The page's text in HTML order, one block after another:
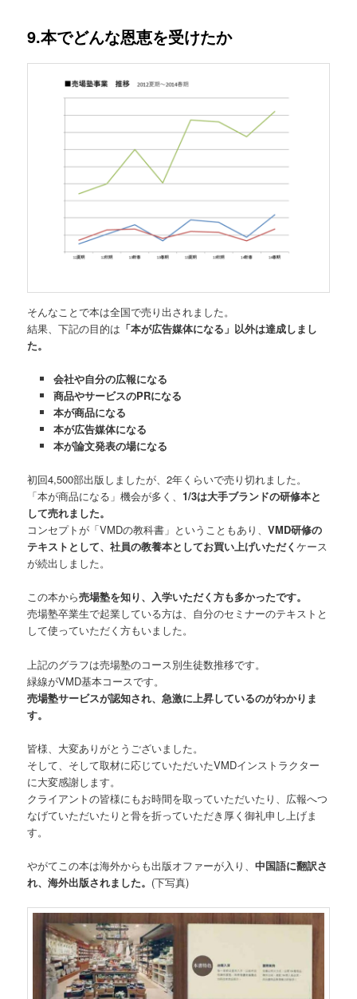
9.本でどんな恩恵を受けたか
そんなことで本は全国で売り出されました。
結果、下記の目的は 「本が広告媒体になる」以外は達成しまし
た。
会社や自分の広報になる
商品やサービスのPRになる
本が商品になる
本が広告媒体になる
本が論文発表の場になる
初回4,500部出版しましたが、2年くらいで売り切れました。
「本が商品になる」機会が多く、1/3は大手ブランドの研修本と
して売れました。
コンセプトが「VMDの教科書」ということもあり、VMD研修の
テキストとして、社員の教養本としてお買い上げいただくケース
が続出しました。
この本から売場塾を知り、入学いただく方も多かったです。
売場塾卒業生で起業している方は、自分のセミナーのテキストと
して使っていただく方もいました。
上記のグラフは売場塾のコース別生徒数推移です。
緑線がVMD基本コースです。
売場塾サービスが認知され、急激に上昇しているのがわかりま
す。
皆様、大変ありがとうございました。
そして、そして取材に応じていただいたVMDインストラクター
に大変感謝します。
クライアントの皆様にもお時間を取っていただいたり、広報へつ
なげていただいたりと骨を折っていただき厚く御礼申し上げま
す。
やがてこの本は海外からも出版オファーが入り、中国語に翻訳さ
れ、海外出版されました。 (下写真)